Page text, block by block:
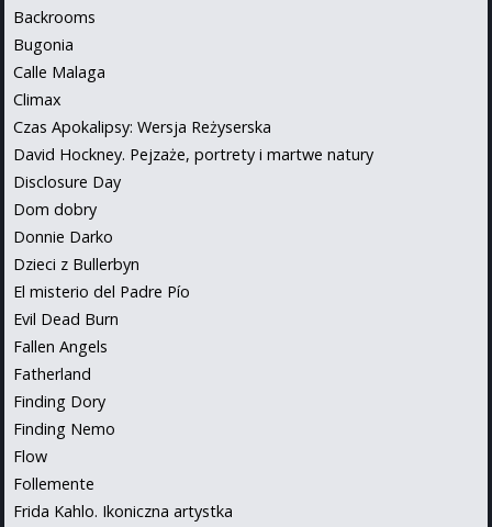
Backrooms
Bugonia
Calle Malaga
Climax
Czas Apokalipsy: Wersja Reżyserska
David Hockney. Pejzaże, portrety i martwe natury
Disclosure Day
Dom dobry
Donnie Darko
Dzieci z Bullerbyn
El misterio del Padre Pío
Evil Dead Burn
Fallen Angels
Fatherland
Finding Dory
Finding Nemo
Flow
Follemente
Frida Kahlo. Ikoniczna artystka